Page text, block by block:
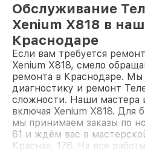
Обслуживание
Xenium X818 в
Краснодаре
Если вам требуется
Xenium X818, смело
ремонта в Краснодаре. Мы
диагностику и ремонт
сложности. Наши мастера
включая Xenium X818. Для
мы принимаем заказы по
61 и ждём вас в
Красная, 176. На все